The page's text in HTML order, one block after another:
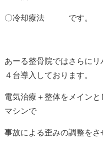
〇冷却療法 です。
あーる整骨院ではさらにリ
４台導入しております。
電気治療＋整体をメイン
マシンで
事故による歪みの調整をさ